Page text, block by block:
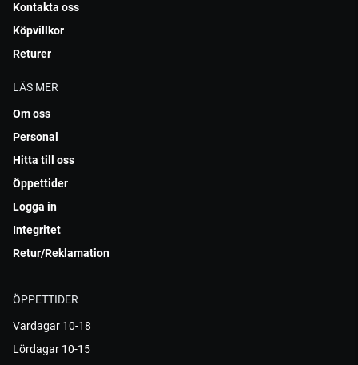
Kontakta oss
Köpvillkor
Returer
LÄS MER
Om oss
Personal
Hitta till oss
Öppettider
Logga in
Integritet
Retur/Reklamation
ÖPPETTIDER
Vardagar 10-18
Lördagar 10-15